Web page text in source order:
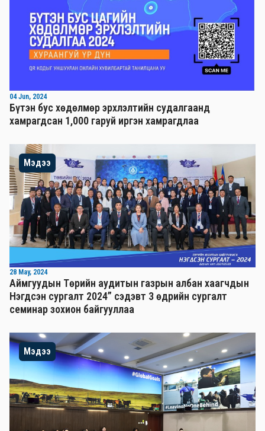
04 Jun, 2024
Бүтэн бус хөдөлмөр эрхлэлтийн судалгаанд
хамрагдсан 1,000 гаруй иргэн хамрагдлаа
Мэдээ
28 May, 2024
Аймгуудын Төрийн аудитын газрын албан хаагчдын
Нэгдсэн сургалт 2024” сэдэвт 3 өдрийн сургалт
семинар зохион байгууллаа
Мэдээ